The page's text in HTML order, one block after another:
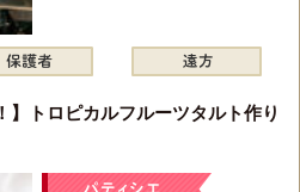
】トロピカルフルーツタルト作り